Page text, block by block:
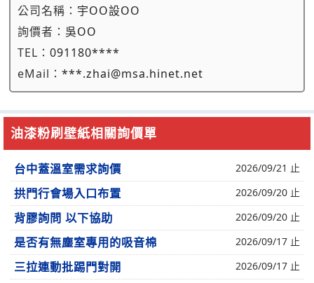
公司名稱： 宇OO設OO
詢價者： 吳OO
TEL： 091180****
eMail： ***.zhai@msa.hinet.net
油漆粉刷壁紙相關詢價單
台中蓋溫室需求詢價 2026/09/21 止
拱門行會場入口布置 2026/09/20 止
背膠詢問 以下協助 2026/09/20 止
是否有無塵室專用的吸音棉 2026/09/17 止
三拉連動批踢門對開 2026/09/17 止